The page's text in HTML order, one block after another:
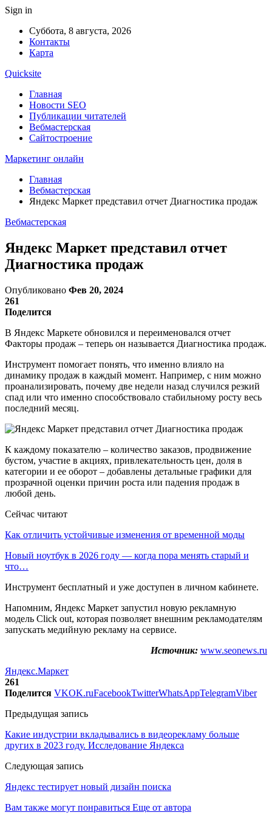
Sign in
Суббота, 8 августа, 2026
Контакты
Карта
Quicksite
Главная
Новости SEO
Публикации читателей
Вебмастерская
Сайтостроение
Маркетинг онлайн
Главная
Вебмастерская
Яндекс Маркет представил отчет Диагностика продаж
Вебмастерская
Яндекс Маркет представил отчет
Диагностика продаж
Опубликовано Фев 20, 2024
261
Поделится
В Яндекс Маркете обновился и переименовался отчет
Факторы продаж – теперь он называется Диагностика продаж.
Инструмент помогает понять, что именно влияло на
динамику продаж в каждый момент. Например, с ним можно
проанализировать, почему две недели назад случился резкий
спад или что именно способствовало стабильному росту весь
последний месяц.
К каждому показателю – количество заказов, продвижение
бустом, участие в акциях, привлекательность цен, доля в
категории и ее оборот – добавлены детальные графики для
прозрачной оценки причин роста или падения продаж в
любой день.
Сейчас читают
Как отличить устойчивые изменения от временной моды
Новый ноутбук в 2026 году — когда пора менять старый и
что…
Инструмент бесплатный и уже доступен в личном кабинете.
Напомним, Яндекс Маркет запустил новую рекламную
модель Click out, которая позволяет внешним рекламодателям
запускать медийную рекламу на сервисе.
Источник: www.seonews.ru
Яндекс.Маркет
261
Поделится VKOK.ruFacebookTwitterWhatsAppTelegramViber
Предыдущая запись
Какие индустрии вкладывались в видеорекламу больше
других в 2023 году. Исследование Яндекса
Следующая запись
Яндекс тестирует новый дизайн поиска
Вам также могут понравиться Еще от автора